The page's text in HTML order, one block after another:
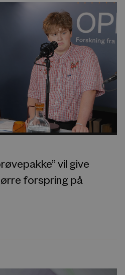
vil give
forspring på